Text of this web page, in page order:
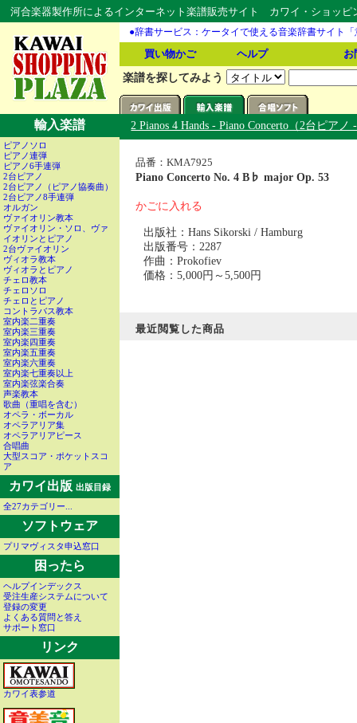
河合楽器製作所によるインターネット楽譜販売サイト カワイ・ショッ
●辞書サービス：ケータイで使える音楽辞書サイト
買い物かご ヘルプ お
楽譜を探してみよう
輸入楽譜
ピアノソロ
ピアノ連弾
ピアノ6手連弾
2台ピアノ
2台ピアノ（ピアノ協奏曲）
2台ピアノ8手連弾
オルガン
ヴァイオリン教本
ヴァイオリン・ソロ、ヴァ
イオリンとピアノ
2台ヴァイオリン
ヴィオラ教本
ヴィオラとピアノ
チェロ教本
チェロソロ
チェロとピアノ
コントラバス教本
室内楽二重奏
室内楽三重奏
室内楽四重奏
室内楽五重奏
室内楽六重奏
室内楽七重奏以上
室内楽弦楽合奏
声楽教本
歌曲（重唱を含む）
オペラ・ボーカル
オペラアリア集
オペラアリアピース
合唱曲
大型スコア・ポケットスコ
ア
カワイ出版 出版目録
全27カテゴリー...
ソフトウェア
プリマヴィスタ申込窓口
困ったら
ヘルプインデックス
受注生産システムについて
登録の変更
よくある質問と答え
サポート窓口
リンク
カワイ表参道
2 Pianos 4 Hands - Piano Concerto（2台ピア
品番：KMA7925
Piano Concerto No. 4 B♭ major Op. 53
かごに入れる
出版社：Hans Sikorski / Hamburg
出版番号：2287
作曲：Prokofiev
価格：5,000円～5,500円
最近閲覧した商品